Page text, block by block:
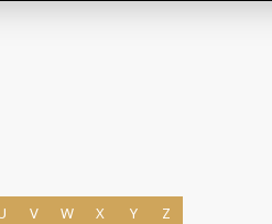
V W X Y
Z